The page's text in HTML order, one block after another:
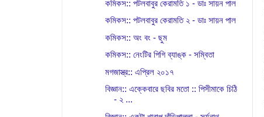
কমিকস:: পটলবাবুর কেরামতি ১ - ডাঃ সায়ন পাল
কমিকস:: পটলবাবুর কেরামতি ২ - ডাঃ সায়ন পাল
কমিকস:: অং বং - ছুম
কমিকস:: নেংটির পিগি ব্যাঙ্ক - সম্বিতা
মগজাস্ত্র:: এপ্রিল ২০১৭
বিজ্ঞান:: এক্কেবারে ছবির মতো :: পিসীমাকে চিঠি
- ২ ...